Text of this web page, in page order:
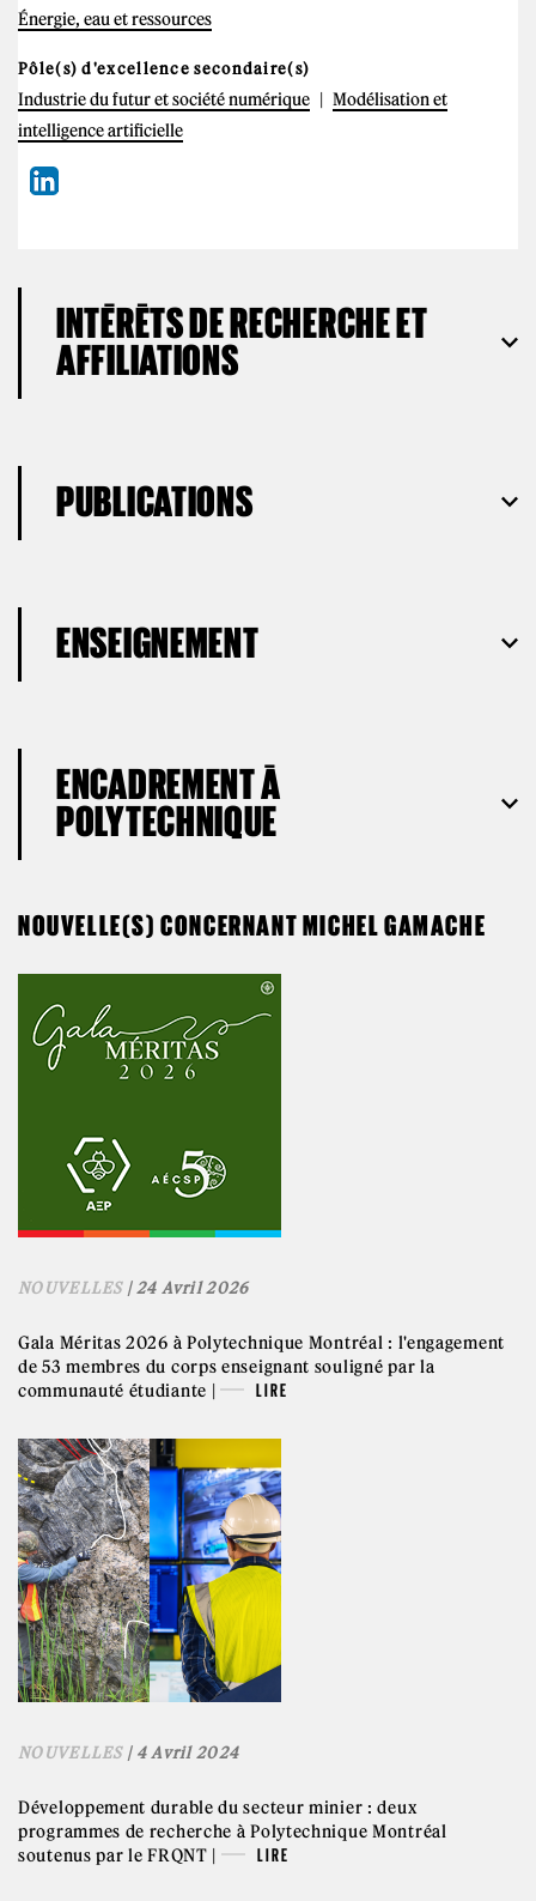
Énergie, eau et ressources
Pôle(s) d'excellence secondaire(s)
Industrie du futur et société numérique
Modélisation et
intelligence artificielle
INTÉRÊTS DE RECHERCHE ET
AFFILIATIONS
PUBLICATIONS
ENSEIGNEMENT
ENCADREMENT À
POLYTECHNIQUE
NOUVELLE(S) CONCERNANT MICHEL GAMACHE
NOUVELLES| 24 Avril 2026
Gala Méritas 2026 à Polytechnique Montréal : l'engagement
de 53 membres du corps enseignant souligné par la
communauté étudiante |
LIRE
NOUVELLES| 4 Avril 2024
Développement durable du secteur minier : deux
programmes de recherche à Polytechnique Montréal
soutenus par le FRQNT |
LIRE